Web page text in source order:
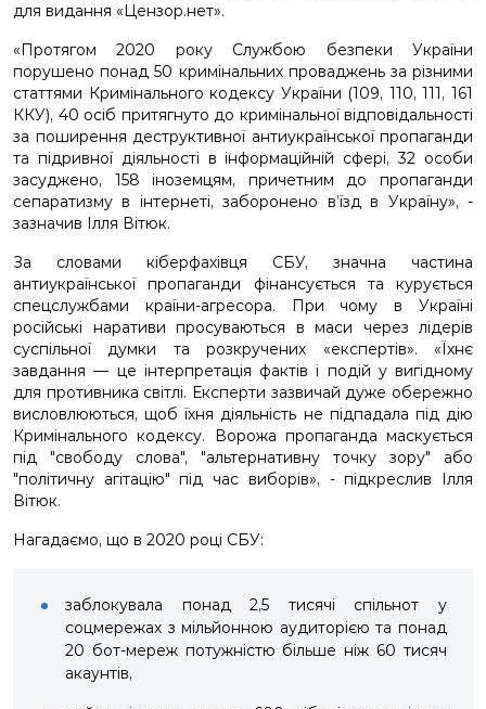
для видання «Цензор.нет».
«Протягом 2020 року Службою безпеки України
порушено понад 50 кримінальних проваджень за різними
статтями Кримінального кодексу України (109, 110, 111, 161
ККУ), 40 осіб притягнуто до кримінальної відповідальності
за поширення деструктивної антиукраїнської пропаганди
та підривної діяльності в інформаційній сфері, 32 особи
засуджено, 158 іноземцям, причетним до пропаганди
сепаратизму в інтернеті, заборонено в’їзд в Україну», -
зазначив Ілля Вітюк.
За словами кіберфахівця СБУ, значна частина
антиукраїнської пропаганди фінансується та курується
спецслужбами країни-агресора. При чому в Україні
російські наративи просуваються в маси через лідерів
суспільної думки та розкручених «експертів». «Їхнє
завдання — це інтерпретація фактів і подій у вигідному
для противника світлі. Експерти зазвичай дуже обережно
висловлюються, щоб їхня діяльність не підпадала під дію
Кримінального кодексу. Ворожа пропаганда маскується
під "свободу слова", "альтернативну точку зору" або
"політичну агітацію" під час виборів», - підкреслив Ілля
Вітюк.
Нагадаємо, що в 2020 році СБУ:
заблокувала понад 2,5 тисячі спільнот у
соцмережах з мільйонною аудиторією та понад
20 бот-мереж потужністю більше ніж 60 тисяч
акаунтів,